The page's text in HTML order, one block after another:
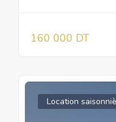
160 000 DT
Location